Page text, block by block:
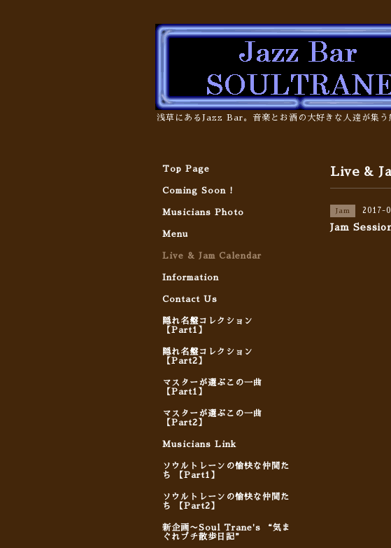
浅草にあるJazz Bar。音楽とお酒の大好きな人達が集
Live &
Jam 2017-
Jam
Top Page
Coming Soon !
Musicians Photo
Menu
Live & Jam Calendar
Information
Contact Us
隠れ名盤コレクション
【Part1】
隠れ名盤コレクション
【Part2】
マスターが選ぶこの一曲
【Part1】
マスターが選ぶこの一曲
【Part2】
Musicians Link
ソウルトレーンの愉快な仲間た
ち 【Part1】
ソウルトレーンの愉快な仲間た
ち 【Part2】
新企画〜Soul Trane's “気ま
ぐれプチ散歩日記”